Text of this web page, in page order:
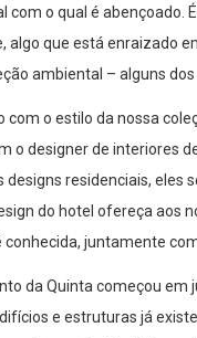
com o qual é abençoado.
algo que está enraizado
ambiental – alguns
com o estilo da nossa
o designer de interiores
designs residenciais, eles
do hotel ofereça aos
conhecida, juntamente
da Quinta começou
e estruturas já